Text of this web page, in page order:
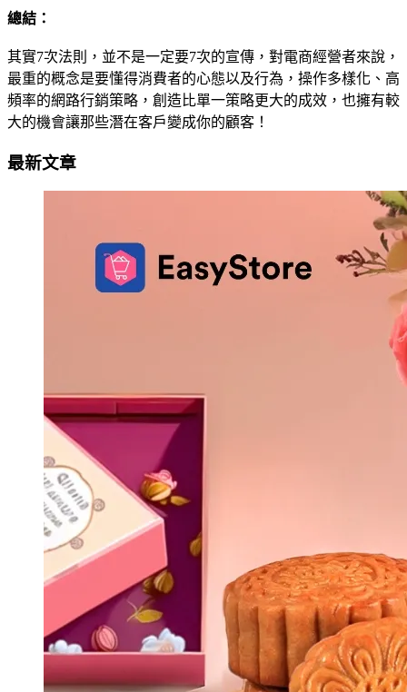
總結：
其實7次法則，並不是一定要7次的宣傳，對電商經營者來說，
最重的概念是要懂得消費者的心態以及行為，操作多樣化、高
頻率的網路行銷策略，創造比單一策略更大的成效，也擁有較
大的機會讓那些潛在客戶變成你的顧客！
最新文章